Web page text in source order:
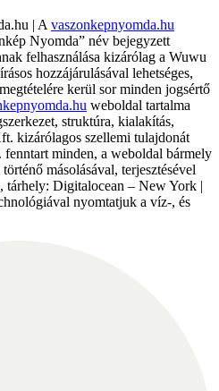
| A vaszonkepnyomda.hu
Nyomda” név bejegyzett
felhasználása kizárólag a Wuwu
hozzájárulásával lehetséges,
kerül sor minden jogsértő
weboldal tartalma
struktúra, kialakítás,
kizárólagos szellemi tulajdonát
minden, a weboldal bármely
másolásával, terjesztésével
tárhely: Digitalocean – New York |
nyomtatjuk a víz-, és